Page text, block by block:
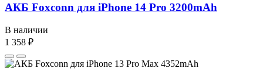
АКБ Foxconn для iPhone 14 Pro 3200mAh
В наличии
1 358 ₽